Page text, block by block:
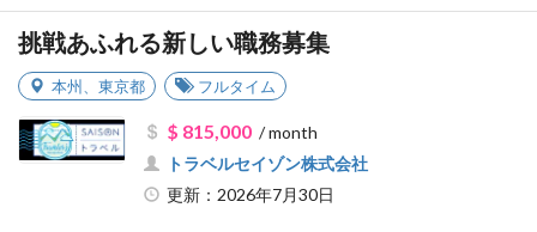
挑戦あふれる新しい職務募集
本州 東京都 フルタイム
$ 815,000/ month
トラベルセイゾン株式会社
更新：2026年7月30日